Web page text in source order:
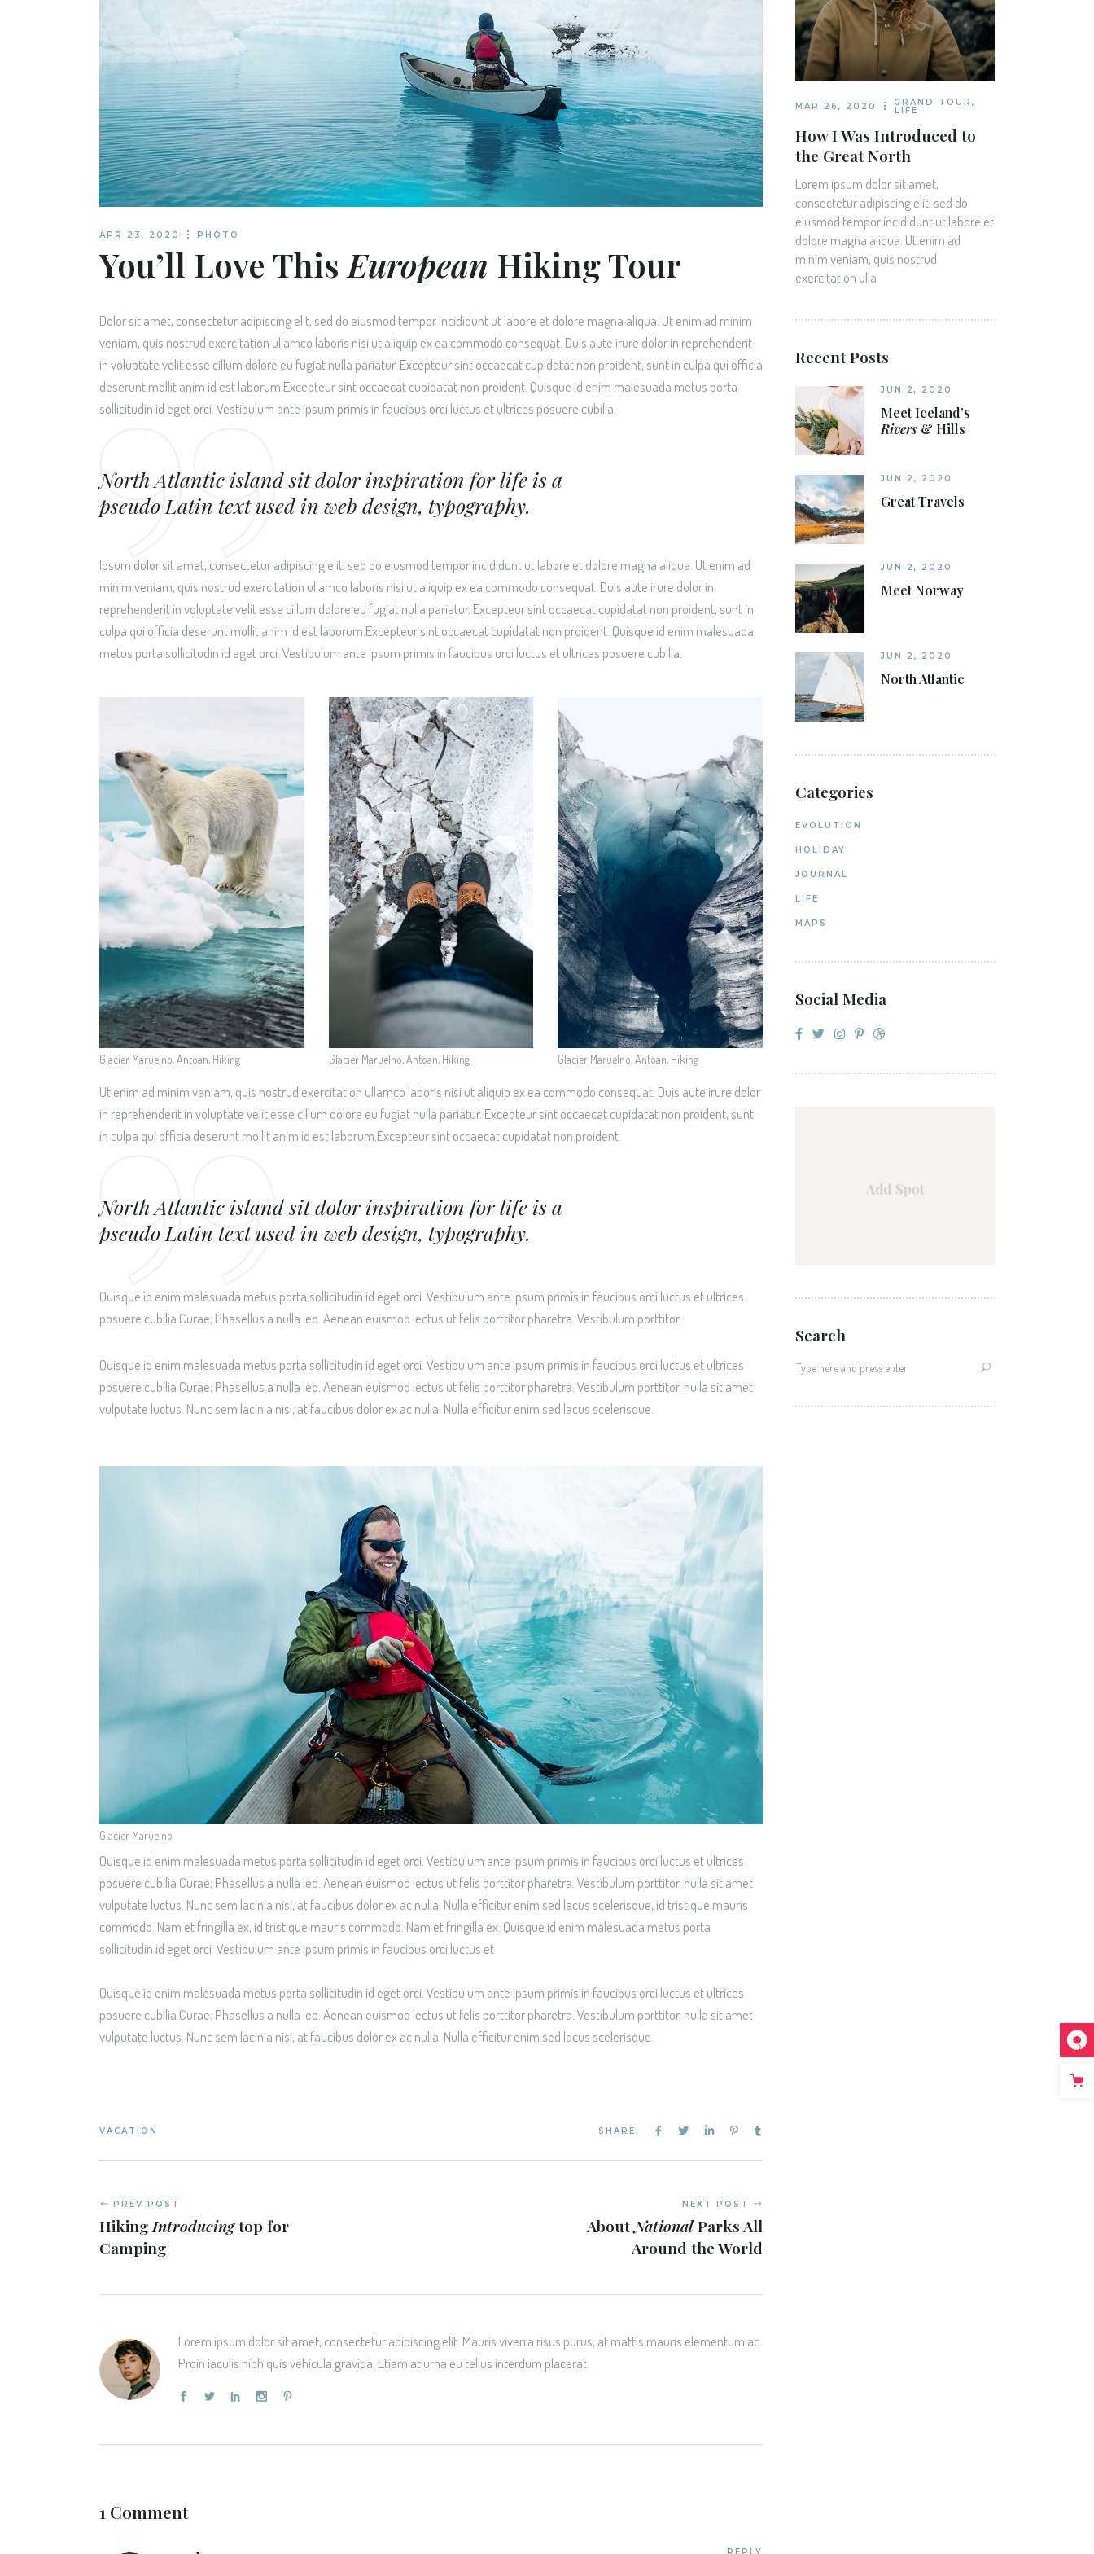
TRAVEL BLOG HOME
APR 23, 2020 PHOTO
You’ll Love This European Hiking Tour
Dolor sit amet, consectetur adipiscing elit, sed do eiusmod tempor incididunt ut labore et dolore magna aliqua. Ut enim ad minim
veniam, quis nostrud exercitation ullamco laboris nisi ut aliquip ex ea commodo consequat. Duis aute irure dolor in reprehenderit
in voluptate velit esse cillum dolore eu fugiat nulla pariatur. Excepteur sint occaecat cupidatat non proident, sunt in culpa qui officia
deserunt mollit anim id est laborum.Excepteur sint occaecat cupidatat non proident. Quisque id enim malesuada metus porta
sollicitudin id eget orci. Vestibulum ante ipsum primis in faucibus orci luctus et ultrices posuere cubilia.
North Atlantic island sit dolor inspiration for life is a
pseudo Latin text used in web design, typography.
Ipsum dolor sit amet, consectetur adipiscing elit, sed do eiusmod tempor incididunt ut labore et dolore magna aliqua. Ut enim ad
minim veniam, quis nostrud exercitation ullamco laboris nisi ut aliquip ex ea commodo consequat. Duis aute irure dolor in
reprehenderit in voluptate velit esse cillum dolore eu fugiat nulla pariatur. Excepteur sint occaecat cupidatat non proident, sunt in
culpa qui officia deserunt mollit anim id est laborum.Excepteur sint occaecat cupidatat non proident. Quisque id enim malesuada
metus porta sollicitudin id eget orci. Vestibulum ante ipsum primis in faucibus orci luctus et ultrices posuere cubilia.
Glacier Maruelno, Antoan, Hiking Glacier Maruelno, Antoan, Hiking Glacier Maruelno, Antoan, Hiking
Ut enim ad minim veniam, quis nostrud exercitation ullamco laboris nisi ut aliquip ex ea commodo consequat. Duis aute irure dolor
in reprehenderit in voluptate velit esse cillum dolore eu fugiat nulla pariatur. Excepteur sint occaecat cupidatat non proident, sunt
in culpa qui officia deserunt mollit anim id est laborum.Excepteur sint occaecat cupidatat non proident.
North Atlantic island sit dolor inspiration for life is a
pseudo Latin text used in web design, typography.
Quisque id enim malesuada metus porta sollicitudin id eget orci. Vestibulum ante ipsum primis in faucibus orci luctus et ultrices
posuere cubilia Curae; Phasellus a nulla leo. Aenean euismod lectus ut felis porttitor pharetra. Vestibulum porttitor.
Quisque id enim malesuada metus porta sollicitudin id eget orci. Vestibulum ante ipsum primis in faucibus orci luctus et ultrices
posuere cubilia Curae; Phasellus a nulla leo. Aenean euismod lectus ut felis porttitor pharetra. Vestibulum porttitor, nulla sit amet
vulputate luctus. Nunc sem lacinia nisi, at faucibus dolor ex ac nulla. Nulla efficitur enim sed lacus scelerisque.
Glacier Maruelno
Quisque id enim malesuada metus porta sollicitudin id eget orci. Vestibulum ante ipsum primis in faucibus orci luctus et ultrices
posuere cubilia Curae; Phasellus a nulla leo. Aenean euismod lectus ut felis porttitor pharetra. Vestibulum porttitor, nulla sit amet
vulputate luctus. Nunc sem lacinia nisi, at faucibus dolor ex ac nulla. Nulla efficitur enim sed lacus scelerisque, id tristique mauris
commodo. Nam et fringilla ex, id tristique mauris commodo. Nam et fringilla ex. Quisque id enim malesuada metus porta
sollicitudin id eget orci. Vestibulum ante ipsum primis in faucibus orci luctus et
Quisque id enim malesuada metus porta sollicitudin id eget orci. Vestibulum ante ipsum primis in faucibus orci luctus et ultrices
posuere cubilia Curae; Phasellus a nulla leo. Aenean euismod lectus ut felis porttitor pharetra. Vestibulum porttitor, nulla sit amet
vulputate luctus. Nunc sem lacinia nisi, at faucibus dolor ex ac nulla. Nulla efficitur enim sed lacus scelerisque.
VACATION SHARE:
PREV POST
Hiking Introducingtop for
Camping
NEXT POST
AboutNationalParks All
Around the World
Lorem ipsum dolor sit amet, consectetur adipiscing elit. Mauris viverra risus purus, at mattis mauris elementum ac.
Proin iaculis nibh quis vehicula gravida. Etiam at urna eu tellus interdum placerat.
1 Comment
MAR 26, 2020 GRAND TOUR ,
LIFE
How I Was Introduced to
the Great North
Lorem ipsum dolor sit amet,
consectetur adipiscing elit, sed do
eiusmod tempor incididunt ut labore et
dolore magna aliqua. Ut enim ad
minim veniam, quis nostrud
exercitation ulla
Recent Posts
JUN 2, 2020
Meet Iceland’s
Rivers & Hills
JUN 2, 2020
Great Travels
JUN 2, 2020
Meet Norway
JUN 2, 2020
North Atlantic
Categories
EVOLUTION
HOLIDAY
JOURNAL
LIFE
MAPS
Social Media
Search